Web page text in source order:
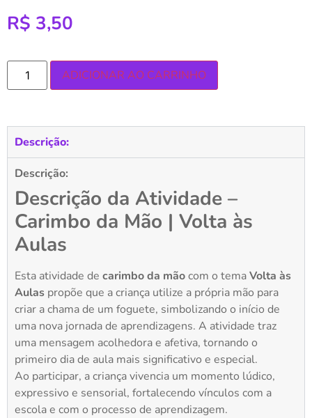
R$ 3,50
ADICIONAR AO CARRINHO
Descrição:
Descrição:
Descrição da Atividade –
Carimbo da Mão | Volta às
Aulas
Esta atividade de carimbo da mãocom o temaVolta às
Aulas propõe que a criança utilize a própria mão para
criar a chama de um foguete, simbolizando o início de
uma nova jornada de aprendizagens. A atividade traz
uma mensagem acolhedora e afetiva, tornando o
primeiro dia de aula mais significativo e especial.
Ao participar, a criança vivencia um momento lúdico,
expressivo e sensorial, fortalecendo vínculos com a
escola e com o processo de aprendizagem.